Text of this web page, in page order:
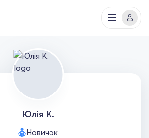
Юлія К.
Новичок